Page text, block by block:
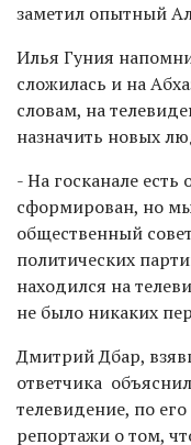
заметил опытный
Илья Гуния
сложилась и на
словам, на
назначить новых
- На госканале
сформирован, но
общественный
политических
находился на
не было никаких
Дмитрий Дбар,
ответчика
телевидение, по
репортажи о том,